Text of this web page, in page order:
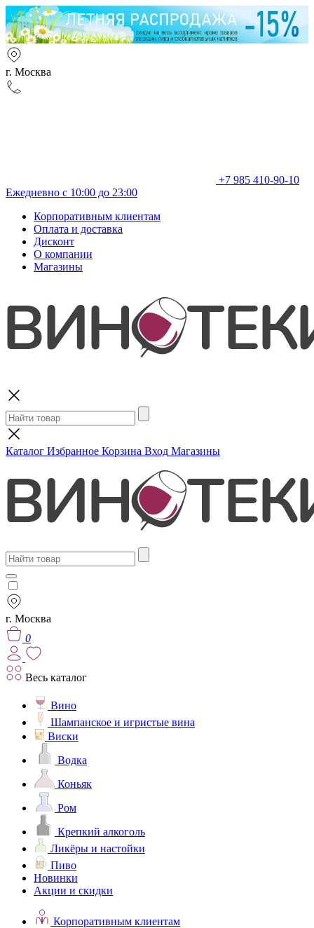
г. Москва
+7 985 410-90-10
Ежедневно с 10:00 до 23:00
Корпоративным клиентам
Оплата и доставка
Дисконт
О компании
Магазины
Каталог Избранное Корзина Вход Магазины
г. Москва
0
Весь каталог
Вино
Шампанское и игристые вина
Виски
Водка
Коньяк
Ром
Крепкий алкоголь
Ликёры и настойки
Пиво
Новинки
Акции и скидки
Корпоративным клиентам